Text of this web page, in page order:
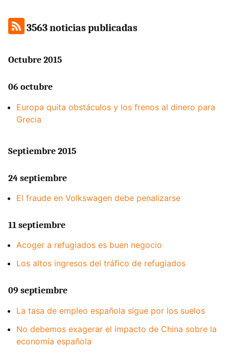
3563 noticias publicadas
Octubre 2015
06 octubre
Europa quita obstáculos y los frenos al dinero para
Grecia
Septiembre 2015
24 septiembre
El fraude en Volkswagen debe penalizarse
11 septiembre
Acoger a refugiados es buen negocio
Los altos ingresos del tráfico de refugiados
09 septiembre
La tasa de empleo española sigue por los suelos
No debemos exagerar el impacto de China sobre la
economía española